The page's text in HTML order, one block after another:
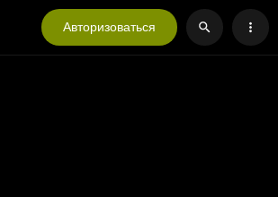
Авторизоваться